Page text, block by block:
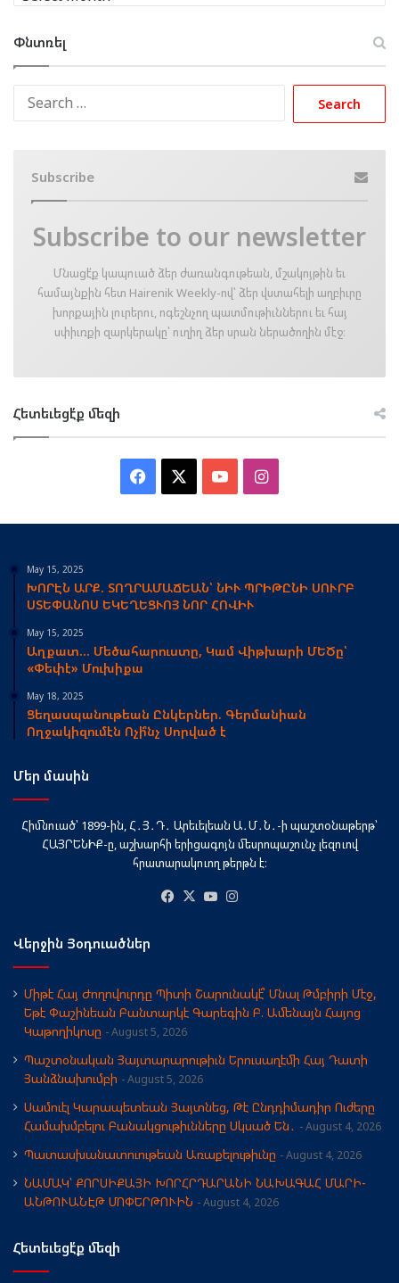
Փնտռել
Subscribe
Subscribe to our newsletter
Մնացէ՛ք կապուած ձեր ժառանգութեան, մշակոյթին եւ
համայնքին հետ Hairenik Weekly-ով՝ ձեր վստահելի աղբիւրը
խորքային լուրերու, ոգեշնչող պատմութիւններու եւ հայ
սփիւռքի զարկերակը՝ ուղիղ ձեր սրան ներածողին մէջ։
Հետեւեցէ՛ք մեզի
Facebook YouTubeInstagram
May 15, 2025
ԽՈՐԷՆ ԱՐՔ. ՏՈՂՐԱՄԱՃԵԱՆ՝ ՆԻՒ ՊՐԻԹԸՆԻ ՍՈՒՐԲ
ՍՏԵՓԱՆՈՍ ԵԿԵՂԵՑՒՈՅ ՆՈՐ ՀՈՎԻՒ
May 15, 2025
Աղքատ… Մեծահարուստը, Կամ Վիթխարի ՄԵԾը՝
«Փեփէ» Մուխիքա
May 18, 2025
Ցեղասպանութեան Ընկերներ. Գերմանիան
Ողջակիզումէն Ոչի՞նչ Սորված է
Մեր մասին
Հիմնուած՝ 1899-ին, Հ․Յ․Դ․ Արեւելեան Ա․Մ․Ն․-ի պաշտօնաթերթ՝
ՀԱՅՐԵՆԻՔ-ը, աշխարհի երիցագոյն մեսրոպաշունչ լեզուով
հրատարակուող թերթն է։
Facebook
X YouTube
Վերջին Յօդուածներ
Միթէ Հայ Ժողովուրդը Պիտի Շարունակէ՞ Մնալ Թմբիրի Մէջ,
Եթէ Փաշինեան Բանտարկէ Գարեգին Բ. Ամենայն Հայոց
Կաթողիկոսը
August 5, 2026
Պաշտօնական Յայտարարութիւն Երուսաղէմի Հայ Դատի
Յանձնախումբի
August 5, 2026
Սամուէլ Կարապետեան Յայտնեց, Թէ Ընդդիմադիր Ուժերը
Համախմբելու Բանակցութիւնները Սկսած Են․
August 4, 2026
Պատասխանատուութեան Առաքելութիւնը August 4, 2026
ՆԱՄԱԿ՝ ՔՈՐՍԻՔԱՅԻ ԽՈՐՀՐԴԱՐԱՆԻ ՆԱԽԱԳԱՀ ՄԱՐԻ-
ԱՆԹՈՒԱՆԷԹ ՄՈՓԵՐԹՈՒԻՆ
August 4, 2026
Հետեւեցէ՛ք մեզի